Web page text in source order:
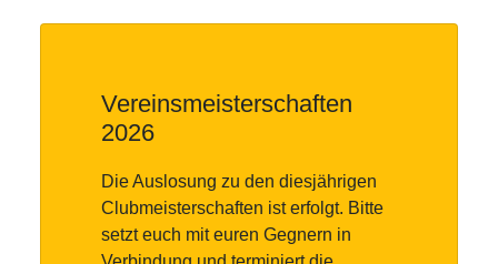
Vereinsmeisterschaften
2026
Die Auslosung zu den diesjährigen
Clubmeisterschaften ist erfolgt. Bitte
setzt euch mit euren Gegnern in